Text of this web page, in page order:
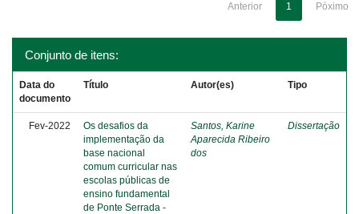
Anterior 1 Póximo
Conjunto de itens:
Data do
documento
Título Autor(es) Tipo
Fev-2022
Os desafios da
implementação da
base nacional
comum curricular nas
escolas públicas de
ensino fundamental
de Ponte Serrada -
Santos, Karine
Aparecida Ribeiro
dos
Dissertação